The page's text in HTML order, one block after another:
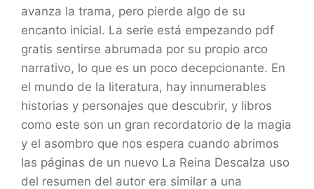
avanza la trama, pero pierde algo de su
encanto inicial. La serie está empezando pdf
gratis sentirse abrumada por su propio arco
narrativo, lo que es un poco decepcionante. En
el mundo de la literatura, hay innumerables
historias y personajes que descubrir, y libros
como este son un gran recordatorio de la magia
y el asombro que nos espera cuando abrimos
las páginas de un nuevo La Reina Descalza uso
del resumen del autor era similar a una